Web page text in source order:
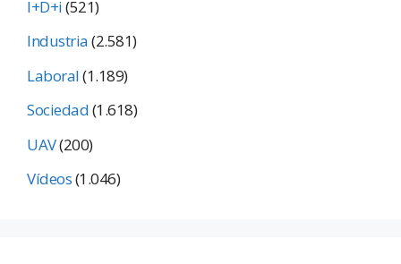
I+D+i(521)
Industria(2.581)
Laboral(1.189)
Sociedad(1.618)
UAV(200)
Vídeos(1.046)